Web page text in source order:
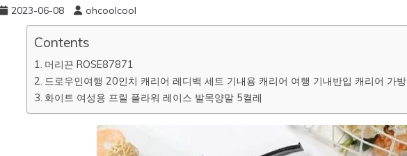
2023-06-08 ohcoolcool
Contents
머리끈 ROSE87871
드로우인여행 20인치 캐리어 레디백 세트 기내용 캐리어 여행 기내반입 캐리어 가방
화이트 여성용 프릴 플라워 레이스 발목양말 5켤레